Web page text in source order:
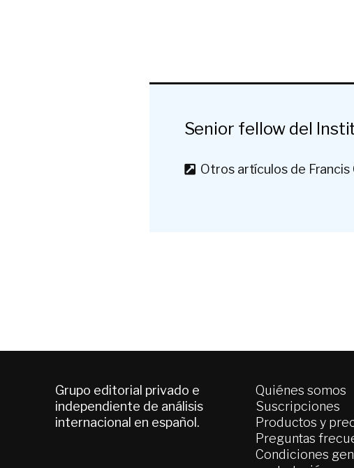
Senior fellow del
Otros artículos de Francis
Grupo editorial privado e
independiente de análisis
internacional en español.
Quiénes somos
Suscripciones
Productos y
Preguntas
Condiciones